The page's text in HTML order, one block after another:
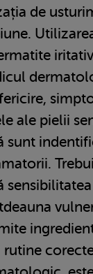
de
ale pielii
sunt
rutine